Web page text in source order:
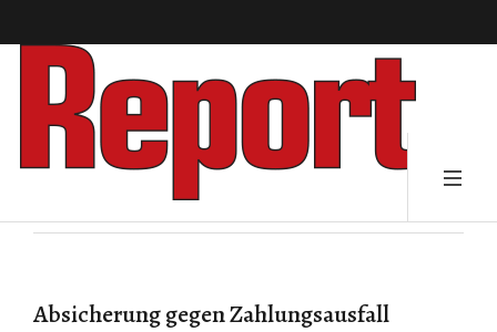
Absicherung gegen Zahlungsausfall